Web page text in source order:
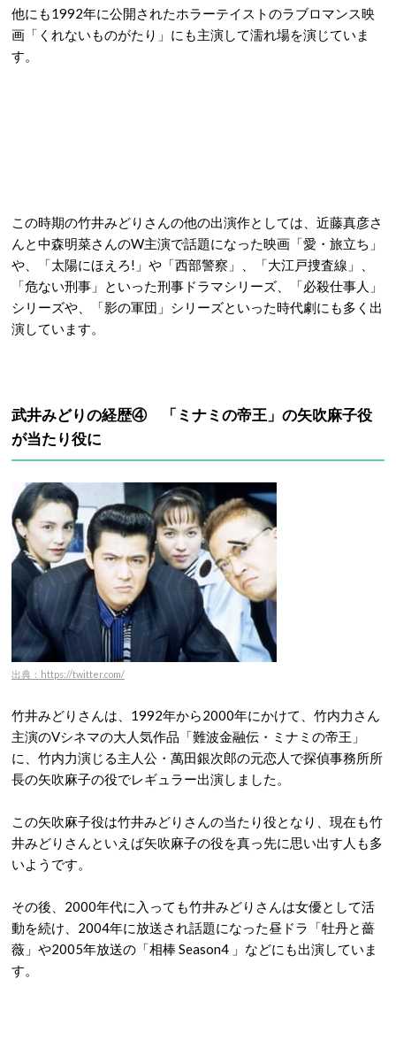
他にも1992年に公開されたホラーテイストのラブロマンス映
画「くれないものがたり」にも主演して濡れ場を演じていま
す。
この時期の竹井みどりさんの他の出演作としては、近藤真彦さ
んと中森明菜さんのW主演で話題になった映画「愛・旅立ち」
や、「太陽にほえろ!」や「西部警察」、「大江戸捜査線」、
「危ない刑事」といった刑事ドラマシリーズ、「必殺仕事人」
シリーズや、「影の軍団」シリーズといった時代劇にも多く出
演しています。
武井みどりの経歴④ 「ミナミの帝王」の矢吹麻子役
が当たり役に
出典：https://twitter.com/
竹井みどりさんは、1992年から2000年にかけて、竹内力さん
主演のVシネマの大人気作品「難波金融伝・ミナミの帝王」
に、竹内力演じる主人公・萬田銀次郎の元恋人で探偵事務所所
長の矢吹麻子の役でレギュラー出演しました。
この矢吹麻子役は竹井みどりさんの当たり役となり、現在も竹
井みどりさんといえば矢吹麻子の役を真っ先に思い出す人も多
いようです。
その後、2000年代に入っても竹井みどりさんは女優として活
動を続け、2004年に放送され話題になった昼ドラ「牡丹と薔
薇」や2005年放送の「相棒 Season4 」などにも出演していま
す。